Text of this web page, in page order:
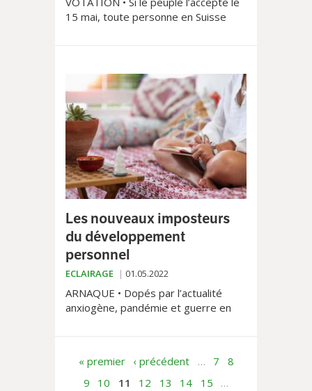
15 mai, toute personne en Suisse
l’UNIL, personne ne peut prédire en
revanche si cette nouvelle disposition
aura un impact positif, tant les
facteurs entrant en ligne de compte
sont nombreux.
Les nouveaux imposteurs
du développement
personnel
ECLAIRAGE 01.05.2022
ARNAQUE • Dopés par l’actualité
anxiogène, pandémie et guerre en
Lausanne. Ce nouveau «marché du
bonheur» fait chaque jour de
« premier ‹ précédent … 7
8
9
10 11 12 13 14 15
…